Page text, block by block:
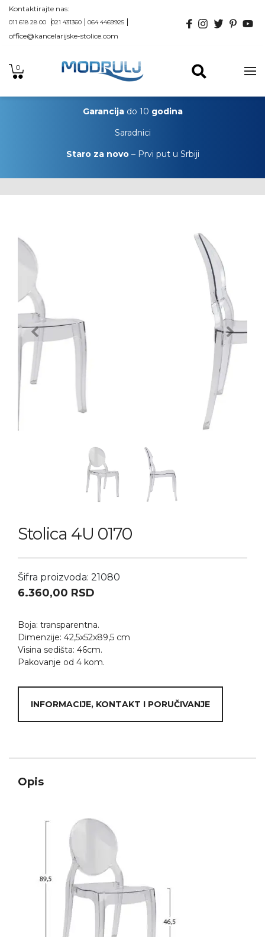
Kontaktirajte nas:
011 618 28 00 021 431360 064 4469925
office@kancelarijske-stolice.com
0
Garancijado 10 godina
Saradnici
Staro za novo– Prvi put u Srbiji
Previous Next
Stolica 4U 0170
Šifra proizvoda: 21080
6.360,00 RSD
Boja: transparentna.
Dimenzije: 42,5x52x89,5 cm
Visina sedišta: 46cm.
Pakovanje od 4 kom.
INFORMACIJE, KONTAKT I PORUČIVANJE
Opis